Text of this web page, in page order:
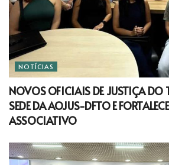
NOTÍCIAS
NOVOS OFICIAIS DE JUSTIÇA DO
SEDE DA AOJUS-DFTO E
ASSOCIATIVO